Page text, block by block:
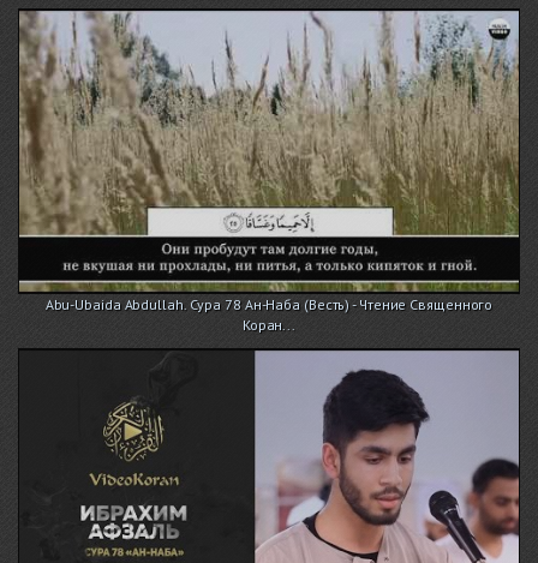
Abu-Ubaida Abdullah. Сура 78 Ан-Наба (Весть) - Чтение Священного
Коран...